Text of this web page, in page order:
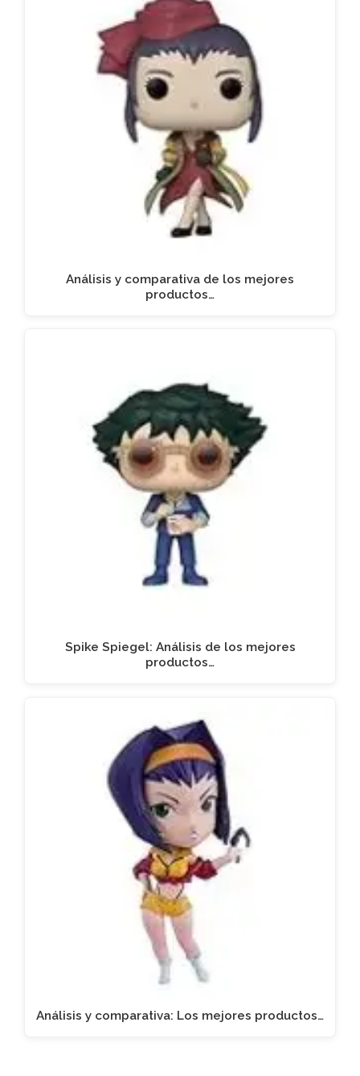
Análisis y comparativa de los mejores
productos…
Spike Spiegel: Análisis de los mejores
productos…
Análisis y comparativa: Los mejores productos…